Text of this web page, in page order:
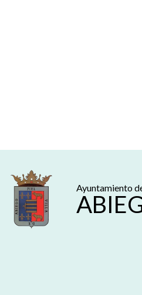
Ayuntamiento